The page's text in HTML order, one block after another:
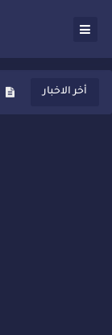
أخر الاخبار